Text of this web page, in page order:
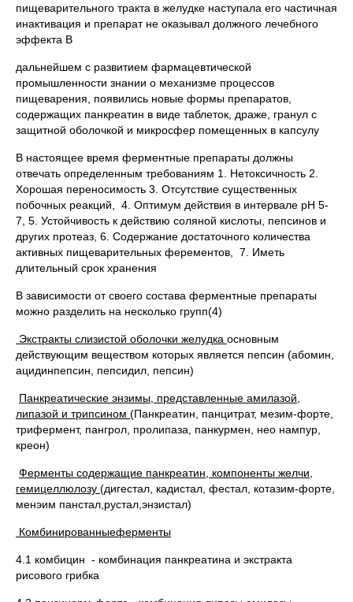
пищеварительного тракта в желудке наступала его частичная
инактивация и препарат не оказывал должного лечебного
эффекта В
дальнейшем с развитием фармацевтической
промышленности знании о механизме процессов
пищеварения, появились новые формы препаратов,
содержащих панкреатин в виде таблеток, драже, гранул с
защитной оболочкой и микросфер помещенных в капсулу
В настоящее время ферментные препараты должны
отвечать определенным требованиям 1. Нетоксичность 2.
Хорошая переносимость 3. Отсутствие существенных
побочных реакций, 4. Оптимум действия в интервале рН 5-
7, 5. Устойчивость к действию соляной кислоты, пепсинов и
других протеаз, 6. Содержание достаточного количества
активных пищеварительных ферементов, 7. Иметь
длительный срок хранения
В зависимости от своего состава ферментные препараты
можно разделить на несколько групп(4)
Экстракты слизистой оболочки желудка основным
действующим веществом которых является пепсин (абомин,
ацидинпепсин, пепсидил, пепсин)
Панкреатические энзимы, представленные амилазой,
липазой и трипсином (Панкреатин, панцитрат, мезим-форте,
трифермент, пангрол, пролипаза, панкурмен, нео нампур,
креон)
Ферменты содержащие панкреатин, компоненты желчи,
гемицеллюлозу (дигестал, кадистал, фестал, котазим-форте,
менэим панстал,рустал,энзистал)
Комбинированныеферменты
4.1 комбицин - комбинация панкреатина и экстракта
рисового грибка